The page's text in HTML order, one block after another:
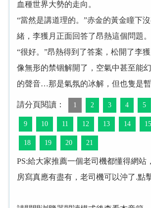
血種世界大勢的走向。
“當然是講道理的。”赤金的黃金瞳下
緒，李獲月正面回答了昂熱這個問題。
“很好。”昂熱得到了答案，松開了李
像無形的禁锢解開了，空氣中甚至能
的聲音…那是氣氛的冰解，但也隻是暫
請分頁閱讀： 1 2 3 4 5
9 10 11 12 13 14 15
18 19 20 21
PS:給大家推薦一個老司機都懂得網站
房寫真應有盡有，老司機可以沖了.點